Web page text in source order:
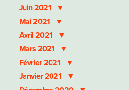
Juin 2021
Mai 2021
Avril 2021
Mars 2021
Février 2021
Janvier 2021